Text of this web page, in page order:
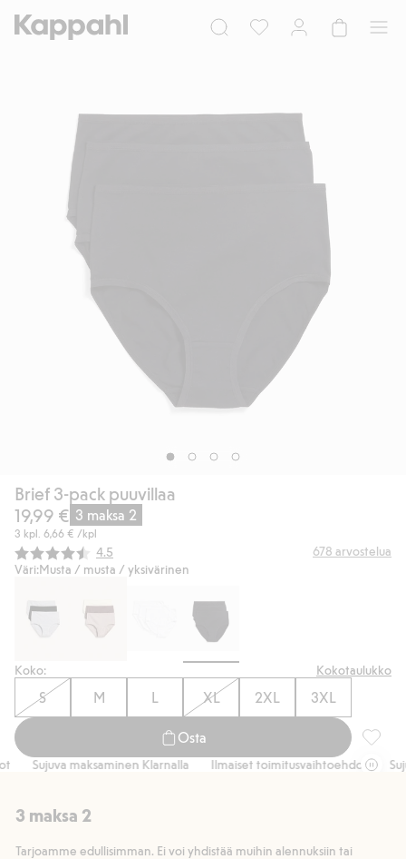
Brief 3-pack puuvillaa
19,99 € 3 maksa 2
3 kpl. 6,66 € /kpl
Keskimääräinen luokitus:
4.5 678 arvostelua
Väri:Musta / musta / yksivärinen
Koko: Kokotaulukko
S M L XL 2XL 3XL
Osta
Brief
Sujuva maksaminen Klarnalla Ilmaiset toimitusvaihtoehdot
3 maksa 2
Tarjoamme edullisimman. Ei voi yhdistää muihin alennuksiin tai